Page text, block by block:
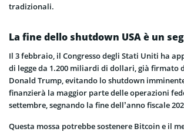
tradizionali.
La fine dello shutdown USA è un
Il 3 febbraio, il Congresso degli Stati Uniti ha
di legge da 1.200 miliardi di dollari, già firmato
Donald Trump, evitando lo shutdown
finanzierà la maggior parte delle operazioni
settembre, segnando la fine dell’anno fiscale
Questa mossa potrebbe sostenere Bitcoin e il